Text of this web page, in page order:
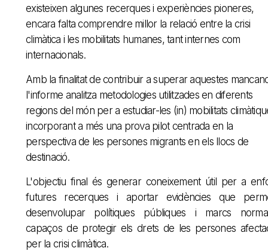
existeixen algunes recerques i experiències pioneres,
encara falta comprendre millor la relació entre la crisi
climàtica i les mobilitats humanes, tant internes com
internacionals.
Amb la finalitat de contribuir a superar aquestes
l'informe analitza metodologies utilitzades en diferents
regions del món per a estudiar-les (in) mobilitats
incorporant a més una prova pilot centrada en la
perspectiva de les persones migrants en els llocs de
destinació.
L'objectiu final és generar coneixement útil per a
futures recerques i aportar evidències que
desenvolupar polítiques públiques i marcs
capaços de protegir els drets de les persones
per la crisi climàtica.